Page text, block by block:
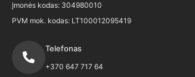
Įmonės kodas: 304980010
PVM mok. kodas: LT100012095419
Telefonas
+370 647 717 64